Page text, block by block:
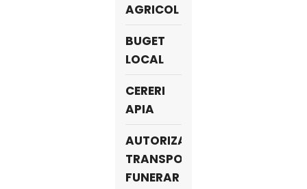
AGRICOL
BUGET
LOCAL
CERERI
APIA
AUTORIZAȚII
TRANSPORT
FUNERAR